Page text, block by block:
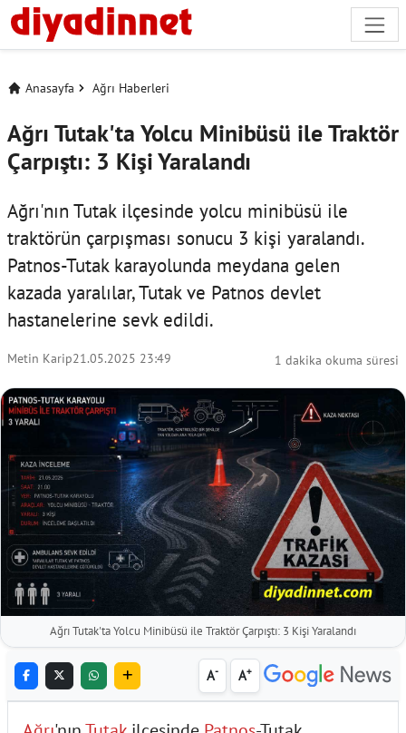
Anasayfa Ağrı Haberleri
Ağrı Tutak'ta Yolcu Minibüsü ile Traktör
Çarpıştı: 3 Kişi Yaralandı
Ağrı'nın Tutak ilçesinde yolcu minibüsü ile
traktörün çarpışması sonucu 3 kişi yaralandı.
Patnos-Tutak karayolunda meydana gelen
kazada yaralılar, Tutak ve Patnos devlet
hastanelerine sevk edildi.
Metin Karip21.05.2025 23:49 1 dakika okuma süresi
Ağrı Tutak'ta Yolcu Minibüsü ile Traktör Çarpıştı: 3 Kişi Yaralandı
A- A+